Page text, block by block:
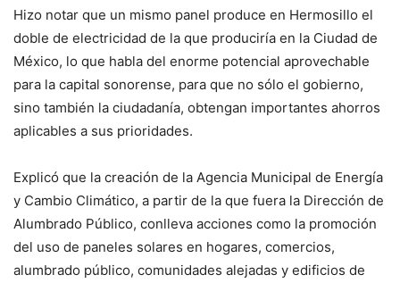
Hizo notar que un mismo panel produce en Hermosillo el
doble de electricidad de la que produciría en la Ciudad de
México, lo que habla del enorme potencial aprovechable
para la capital sonorense, para que no sólo el gobierno,
sino también la ciudadanía, obtengan importantes ahorros
aplicables a sus prioridades.
Explicó que la creación de la Agencia Municipal de Energía
y Cambio Climático, a partir de la que fuera la Dirección de
Alumbrado Público, conlleva acciones como la promoción
del uso de paneles solares en hogares, comercios,
alumbrado público, comunidades alejadas y edificios de